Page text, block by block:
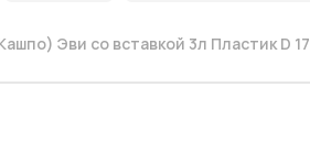
Эви со вставкой 3л Пластик D